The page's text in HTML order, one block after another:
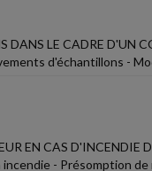
DANS LE CADRE D'UN
d'échantillons -
EN CAS D'INCENDIE
- Présomption